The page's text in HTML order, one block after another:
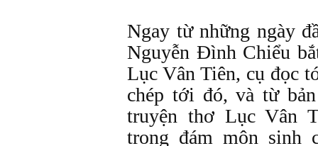
Ngay từ những ngày
Nguyễn Đình Chiểu
Lục Vân Tiên, cụ đọc
chép tới đó, và từ
truyện thơ Lục Vân
trong đám môn sinh